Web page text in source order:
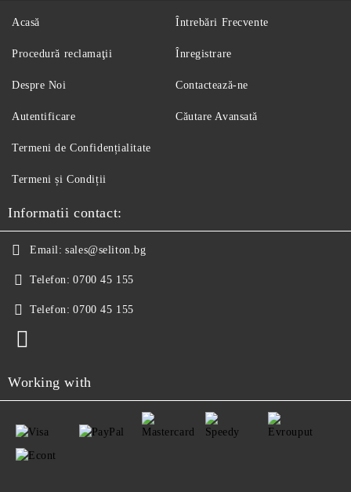
Acasă
Procedură reclamaţii
Despre Noi
Autentificare
Întrebări Frecvente
Înregistrare
Contactează-ne
Căutare Avansată
Termeni de Confidențialitate
Termeni și Condiții
Informatii contact:
Email: sales@seliton.bg
Telefon: 0700 45 155
Telefon: 0700 45 155
Working with